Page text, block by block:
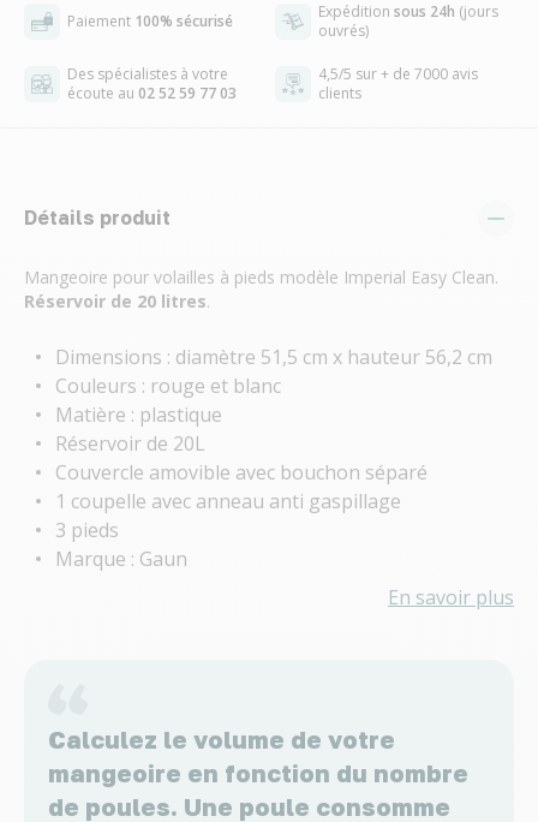
Paiement 100% sécurisé Expédition sous 24h (jours
ouvrés)
Des spécialistes à votre
écoute au 02 52 59 77 03
4,5/5 sur + de 7000 avis
clients
Détails produit
Mangeoire pour volailles à pieds modèle Imperial Easy Clean.
Réservoir de 20 litres.
Dimensions : diamètre 51,5 cm x hauteur 56,2 cm
Couleurs : rouge et blanc
Matière : plastique
Réservoir de 20L
Couvercle amovible avec bouchon séparé
1 coupelle avec anneau anti gaspillage
3 pieds
Marque : Gaun
En savoir plus
Calculez le volume de votre
mangeoire en fonction du nombre
de poules. Une poule consomme